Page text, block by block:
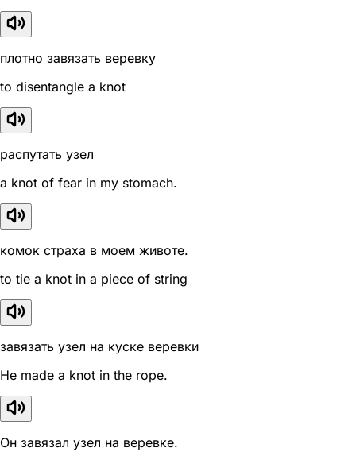
плотно завязать веревку
to disentangle a knot
распутать узел
a knot of fear in my stomach.
комок страха в моем животе.
to tie a knot in a piece of string
завязать узел на куске веревки
He made a knot in the rope.
Он завязал узел на веревке.